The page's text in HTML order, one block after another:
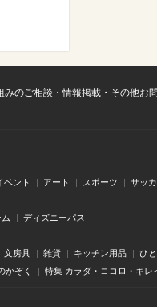
みのご相談・情報掲載・その他お
ベント アート スポーツ サッ
ディズニーパス
文房具 雑貨 キッチン用品 ひ
かぞく 特集 カラダ・ココロ・キレ